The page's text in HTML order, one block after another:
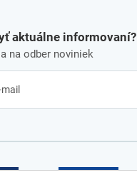
aktuálne informovaní?
na odber noviniek